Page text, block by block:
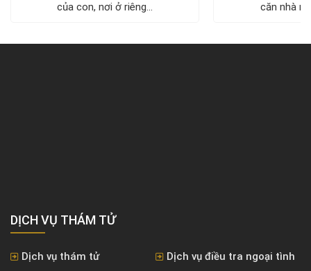
của con, nơi ở riêng...
căn nhà